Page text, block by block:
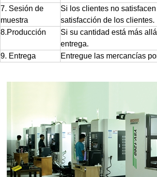
7. Sesión de
muestra
Si los clientes no
satisfacción de los clientes.
8.Producción
Si su cantidad está más
entrega.
9. Entrega
Entregue las mercancías